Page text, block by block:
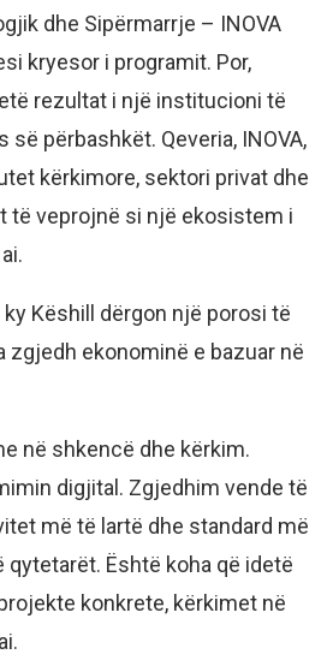
dhe Sipërmarrje – INOVA
kryesor i programit. Por,
rezultat i një institucioni të
përbashkët. Qeveria, INOVA,
kërkimore, sektori privat dhe
të veprojnë si një ekosistem i
Këshill dërgon një porosi të
zgjedh ekonominë e bazuar në
në shkencë dhe kërkim.
digjital. Zgjedhim vende të
më të lartë dhe standard më
Është koha që idetë
konkrete, kërkimet në